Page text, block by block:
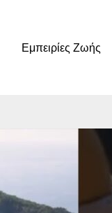
Εμπειρίες Ζωής